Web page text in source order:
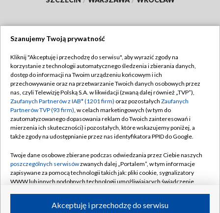
TVP
Abonament TVP
Emisja w TVP
Centrum informacji TVP
Naziemna Telewizja Cyfrowa
Rada Programowa
System NOS
Informacje o nadawcy
Program dla prasy
Regulamin TVP
Polityka prywatności
Moje zgody
Pomoc
Kontakt
Kanały
Szanujemy Twoją prywatność
Kliknij "Akceptuję i przechodzę do serwisu", aby wyrazić zgody na
korzystanie z technologii automatycznego śledzenia i zbierania danych,
dostęp do informacji na Twoim urządzeniu końcowym i ich
przechowywanie oraz na przetwarzanie Twoich danych osobowych przez
nas, czyli Telewizję Polską S.A. w likwidacji (zwaną dalej również „TVP”),
Zaufanych Partnerów z IAB* (1201 firm) oraz pozostałych Zaufanych
Partnerów TVP (93 firm), w celach marketingowych (w tym do
zautomatyzowanego dopasowania reklam do Twoich zainteresowań i
mierzenia ich skuteczności) i pozostałych, które wskazujemy poniżej, a
także zgody na udostępnianie przez nas identyfikatora PPID do Google.
Twoje dane osobowe zbierane podczas odwiedzania przez Ciebie naszych
poszczególnych serwisówzwanych dalej „Portalem”, w tym informacje
zapisywane za pomocą technologii takich jak: pliki cookie, sygnalizatory
WWW lub innych podobnych technologii umożliwiających świadczenie
ruchu w Internecie.Akceptuję i przechodzę do serwisu